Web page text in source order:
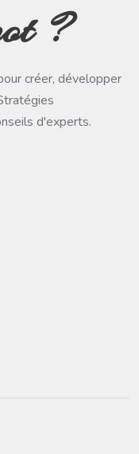
?
créer, développer
d'experts.